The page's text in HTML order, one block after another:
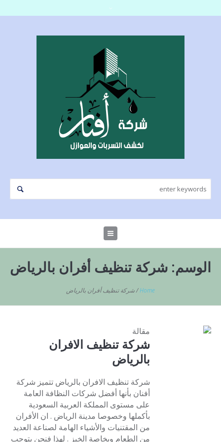
الوسم: شركة تنظيف أفران بالرياض
Home
/شركة تنظيف أفران بالرياض
مقالة
شركة تنظيف الافران
بالرياض
شركة تنظيف الافران بالرياض تتميز شركة
أفنان بأنها أفضل شركات النظافة العامة
على مستوى المملكة العربية السعودية
بأكملها وخصوصا مدينة الرياض . ان الأفران
من المقتنيات والأشياء الهامة لصناعة العديد
من الطعام وبخاصة الخبز . لهذا فنحن يتوجب